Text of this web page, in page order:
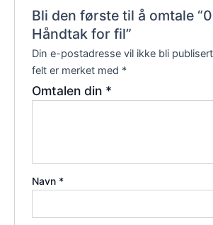
Bli den første til å omtale
Håndtak for fil”
Din e-postadresse vil ikke bli
felt er merket med *
Omtalen din *
Navn *